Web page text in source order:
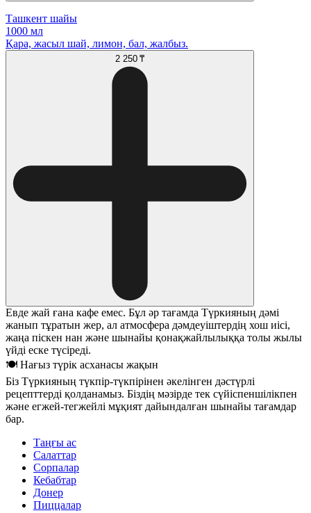
Ташкент шайы
1000 мл
Қара, жасыл шай, лимон, бал, жалбыз.
2 250 ₸
Евде жай ғана кафе емес. Бұл әр тағамда Түркияның дәмі
жанып тұратын жер, ал атмосфера дәмдеуіштердің хош иісі,
жаңа піскен нан және шынайы қонақжайлылыққа толы жылы
үйді еске түсіреді.
🍽 Нағыз түрік асханасы жақын
Біз Түркияның түкпір-түкпірінен әкелінген дәстүрлі
рецепттерді қолданамыз. Біздің мәзірде тек сүйіспеншілікпен
және егжей-тегжейлі мұқият дайындалған шынайы тағамдар
бар.
Таңғы ас
Салаттар
Сорпалар
Кебабтар
Донер
Пиццалар